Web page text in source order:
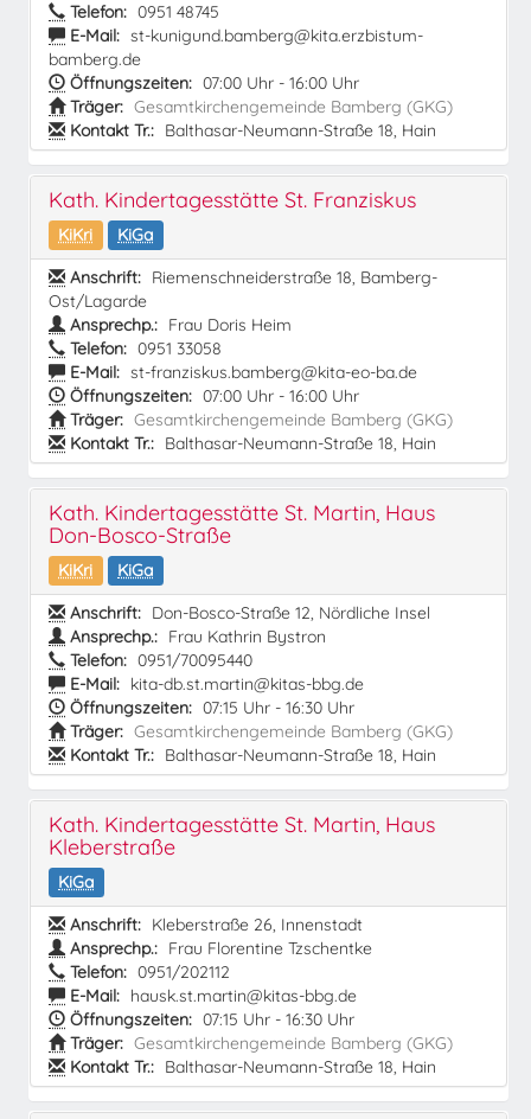
Telefon: 0951 48745
E-Mail: st-kunigund.bamberg@kita.erzbistum-
bamberg.de
Öffnungszeiten: 07:00 Uhr - 16:00 Uhr
Träger: Gesamtkirchengemeinde Bamberg (GKG)
Kontakt Tr.: Balthasar-Neumann-Straße 18, Hain
Kath. Kindertagesstätte St. Franziskus
KiKri
KiGa
Anschrift: Riemenschneiderstraße 18, Bamberg-
Ost/Lagarde
Ansprechp.: Frau Doris Heim
Telefon: 0951 33058
E-Mail: st-franziskus.bamberg@kita-eo-ba.de
Öffnungszeiten: 07:00 Uhr - 16:00 Uhr
Träger: Gesamtkirchengemeinde Bamberg (GKG)
Kontakt Tr.: Balthasar-Neumann-Straße 18, Hain
Kath. Kindertagesstätte St. Martin, Haus
Don-Bosco-Straße
KiKri
KiGa
Anschrift: Don-Bosco-Straße 12, Nördliche Insel
Ansprechp.: Frau Kathrin Bystron
Telefon: 0951/70095440
E-Mail: kita-db.st.martin@kitas-bbg.de
Öffnungszeiten: 07:15 Uhr - 16:30 Uhr
Träger: Gesamtkirchengemeinde Bamberg (GKG)
Kontakt Tr.: Balthasar-Neumann-Straße 18, Hain
Kath. Kindertagesstätte St. Martin, Haus
Kleberstraße
KiGa
Anschrift: Kleberstraße 26, Innenstadt
Ansprechp.: Frau Florentine Tzschentke
Telefon: 0951/202112
E-Mail: hausk.st.martin@kitas-bbg.de
Öffnungszeiten: 07:15 Uhr - 16:30 Uhr
Träger: Gesamtkirchengemeinde Bamberg (GKG)
Kontakt Tr.: Balthasar-Neumann-Straße 18, Hain